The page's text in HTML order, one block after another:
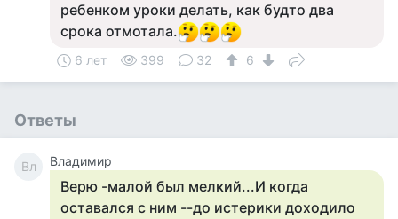
ребенком уроки делать, как будто два
срока отмотала.
6 лет 399 32 6
Ответы
Вл Владимир
Верю -малой был мелкий...И когда
оставался с ним --до истерики доходило